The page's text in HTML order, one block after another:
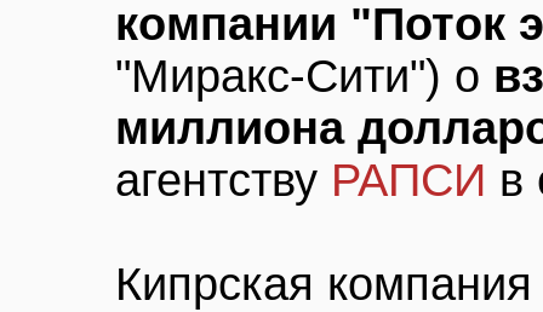
компании "Поток
"Миракс-Сити") о
миллиона
агентству РАПСИ в
Кипрская